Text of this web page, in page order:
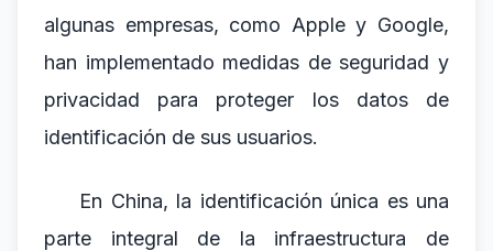
algunas empresas, como Apple y Google,
han implementado medidas de seguridad y
privacidad para proteger los datos de
identificación de sus usuarios.
En China, la identificación única es una
parte integral de la infraestructura de